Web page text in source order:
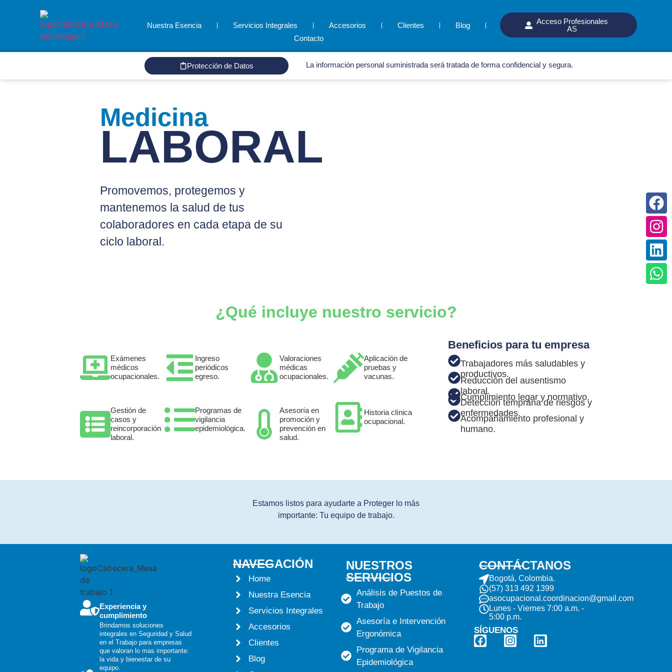
Nuestra Esencia Servicios Integrales Accesorios Clientes
Blog
Contacto
Acceso Profesionales
AS
Protección de Datos La información personal suministrada será tratada de forma confidencial y segura.
Medicina
LABORAL
Promovemos, protegemos y
mantenemos la salud de tus
colaboradores en cada etapa de su
ciclo laboral.
¿Qué incluye nuestro servicio?
Exámenes
médicos
ocupacionales.
Ingreso
periódicos
egreso.
Valoraciones
médicas
ocupacionales.
Aplicación de
pruebas y
vacunas.
Gestión de
casos y
reincorporación
laboral.
Programas de
vigilancia
epidemiológica.
Asesoría en
promoción y
prevención en
salud.
Historia clínica
ocupacional.
Beneficios para tu empresa
Trabajadores más saludables y
productivos.
Reducción del ausentismo
laboral.
Cumplimiento legar y normativo.
Detección temprana de riesgos y
enfermedades.
Acompañamiento profesional y
humano.
Estamos listos para ayudarte a Proteger lo más
importante: Tu equipo de trabajo.
Experiencia y
cumplimiento
Brindamos soluciones
integrales en Seguridad y Salud
en el Trabajo para empresas
que valoran lo mas importante:
la vida y bienestar de su
equipo.
NAVEGACIÓN
Home
Nuestra Esencia
Servicios Integrales
Accesorios
Clientes
Blog
NUESTROS
SERVICIOS
Análisis de Puestos de
Trabajo
Asesoría e Intervención
Ergonómica
Programa de Vigilancia
Epidemiológica
CONTÁCTANOS
Bogotá, Colombia.
(57) 313 492 1399
asocupacional.coordinacion@gmail.com
Lunes - Viernes 7:00 a.m. -
5:00 p.m.
SÍGUENOS